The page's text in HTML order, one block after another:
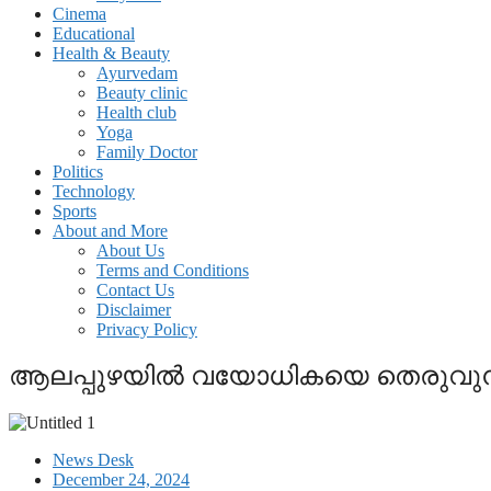
Cinema
Educational
Health & Beauty
Ayurvedam
Beauty clinic
Health club
Yoga
Family Doctor
Politics
Technology
Sports
About and More
About Us
Terms and Conditions
Contact Us
Disclaimer
Privacy Policy
ആലപ്പുഴയില്‍ വയോധികയെ
News Desk
December 24, 2024